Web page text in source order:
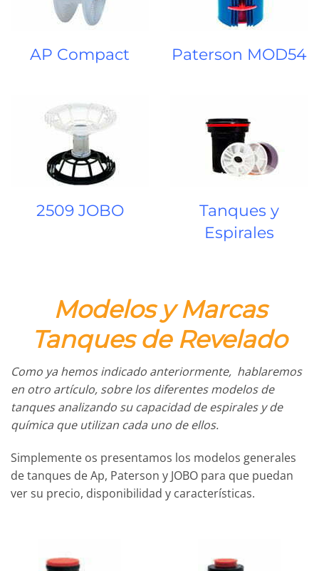
AP Compact Paterson MOD54
2509 JOBO
Tanques y
Espirales
Modelos y Marcas
Tanques de Revelado
Como ya hemos indicado anteriormente, hablaremos
en otro artículo, sobre los diferentes modelos de
tanques analizando su capacidad de espirales y de
química que utilizan cada uno de ellos.
Simplemente os presentamos los modelos generales
de tanques de Ap, Paterson y JOBO para que puedan
ver su precio, disponibilidad y características.